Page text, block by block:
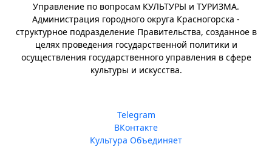
Управление по вопросам КУЛЬТУРЫ и ТУРИЗМА.
Администрация городного округа Красногорска -
структурное подразделение Правительства, созданное в
целях проведения государственной политики и
осуществления государственного управления в сфере
культуры и искусства.
Telegram
ВКонтакте
Культура Объединяет